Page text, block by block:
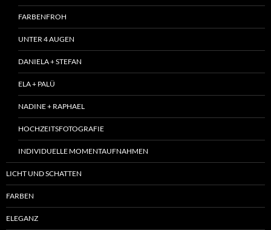
FARBENFROH
UNTER 4 AUGEN
DANIELA + STEFAN
ELA + PALÜ
NADINE + RAPHAEL
HOCHZEITSFOTOGRAFIE
INDIVIDUELLE MOMENTAUFNAHMEN
LICHT UND SCHATTEN
FARBEN
ELEGANZ